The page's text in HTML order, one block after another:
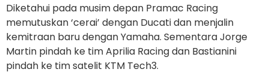
Diketahui pada musim depan Pramac Racing
memutuskan ‘cerai’ dengan Ducati dan menjalin
kemitraan baru dengan Yamaha. Sementara Jorge
Martin pindah ke tim Aprilia Racing dan Bastianini
pindah ke tim satelit KTM Tech3.